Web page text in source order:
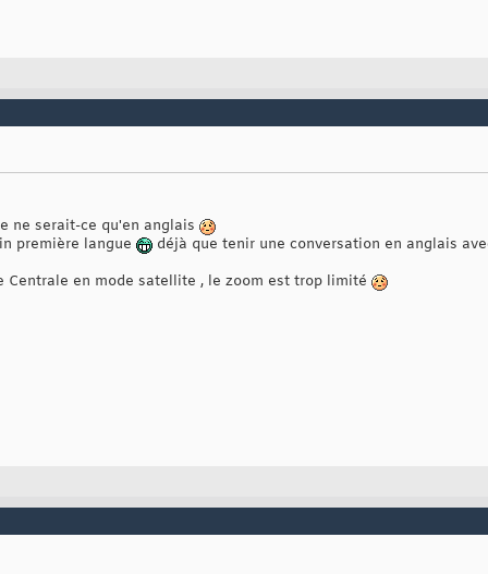
ne serait-ce qu'en anglais
première langue
déjà que tenir une conversation en anglais
Centrale en mode satellite , le zoom est trop limité